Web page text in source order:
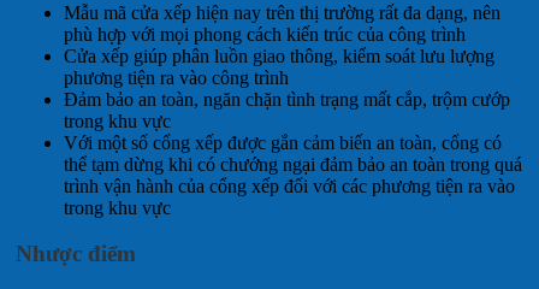
Mẫu mã cửa xếp hiện nay trên thị trường rất đa dạng, nên
phù hợp với mọi phong cách kiến trúc của công trình
Cửa xếp giúp phân luồn giao thông, kiểm soát lưu lượng
phương tiện ra vào công trình
Đảm bảo an toàn, ngăn chặn tình trạng mất cắp, trộm cướp
trong khu vực
Với một số cổng xếp được gắn cảm biến an toàn, cổng có
thể tạm dừng khi có chướng ngại đảm bảo an toàn trong quá
trình vận hành của cổng xếp đối với các phương tiện ra vào
trong khu vực
Nhược điểm